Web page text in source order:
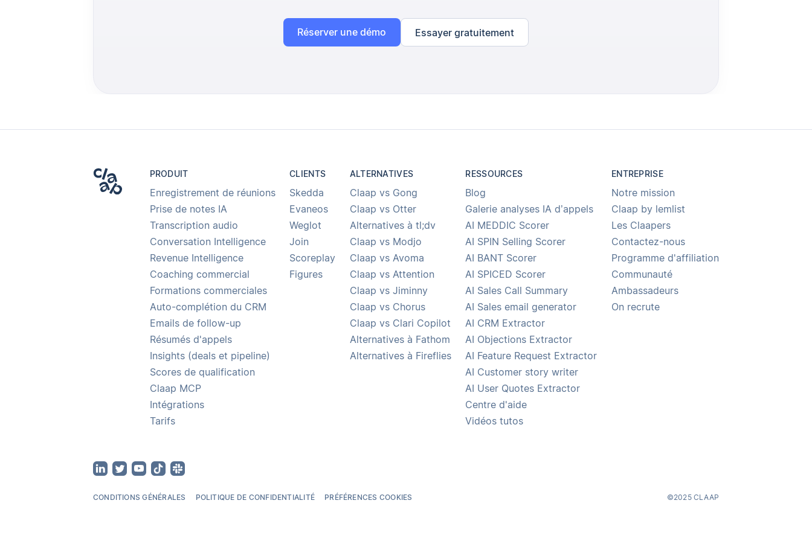
Réserver une démo Essayer gratuitement
PRODUIT
Enregistrement de réunions
Prise de notes IA
Transcription audio
Conversation Intelligence
Revenue Intelligence
Coaching commercial
Formations commerciales
Auto-complétion du CRM
Emails de follow-up
Résumés d'appels
Insights (deals et pipeline)
Scores de qualification
Claap MCP
Intégrations
Tarifs
CLIENTS
Skedda
Evaneos
Weglot
Join
Scoreplay
Figures
ALTERNATIVES
Claap vs Gong
Claap vs Otter
Alternatives à tl;dv
Claap vs Modjo
Claap vs Avoma
Claap vs Attention
Claap vs Jiminny
Claap vs Chorus
Claap vs Clari Copilot
Alternatives à Fathom
Alternatives à Fireflies
RESSOURCES
Blog
Galerie analyses IA d’appels
AI MEDDIC Scorer
AI SPIN Selling Scorer
AI BANT Scorer
AI SPICED Scorer
AI Sales Call Summary
AI Sales email generator
AI CRM Extractor
AI Objections Extractor
AI Feature Request Extractor
AI Customer story writer
AI User Quotes Extractor
Centre d'aide
Vidéos tutos
ENTREPRISE
Notre mission
Claap by lemlist
Les Claapers
Contactez-nous
Programme d'affiliation
Communauté
Ambassadeurs
On recrute
CONDITIONS GÉNÉRALES POLITIQUE DE CONFIDENTIALITÉ PRÉFÉRENCES COOKIES ©2025 CLAAP